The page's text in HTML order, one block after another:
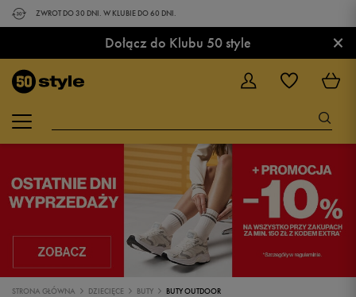
ZWROT DO 30 DNI. W KLUBIE DO 60 DNI.
Dołącz do Klubu 50 style ×
STRONA GŁÓWNA DZIECIĘCE BUTY BUTY OUTDOOR